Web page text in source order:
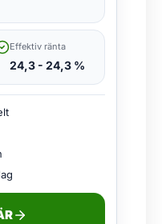
Effektiv ränta
24,3 - 24,3 %